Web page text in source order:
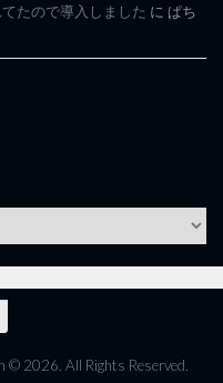
たので導入しました に ぱち
2026. All Rights Reserved.